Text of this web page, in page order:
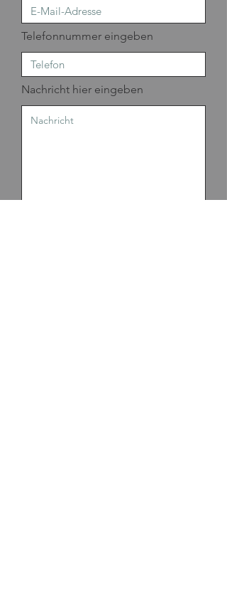
Telefonnummer eingeben
Nachricht hier eingeben